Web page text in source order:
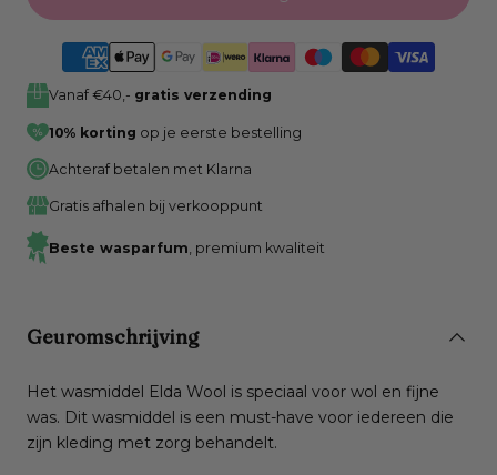
Vanaf €40,- gratis verzending
10% korting op je eerste bestelling
Achteraf betalen met Klarna
Gratis afhalen bij verkooppunt
Beste wasparfum , premium kwaliteit
Geuromschrijving
Het wasmiddel Elda Wool is speciaal voor wol en fijne
was. Dit wasmiddel is een must-have voor iedereen die
zijn kleding met zorg behandelt.